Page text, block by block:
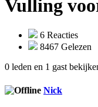
Vulling
6 Reacties
8467 Gelezen
0 leden en 1 gast
Nick